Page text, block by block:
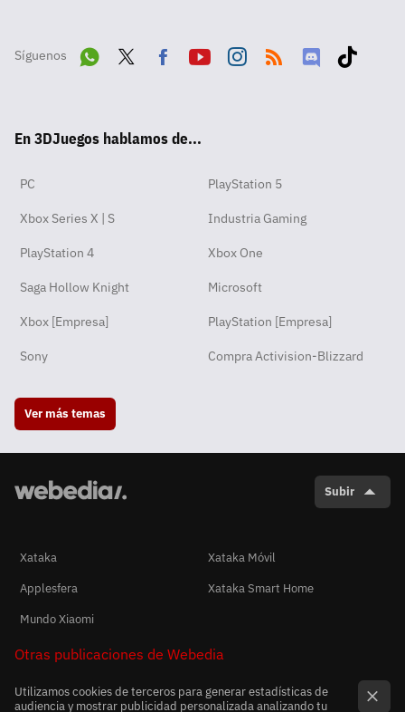
Síguenos
pp
ok
En 3DJuegos hablamos de...
PC PlayStation 5
Xbox Series X | S Industria Gaming
PlayStation 4 Xbox One
Saga Hollow Knight Microsoft
Xbox [Empresa] PlayStation [Empresa]
Sony Compra Activision-Blizzard
Ver más temas
Subir
Xataka
Xataka Móvil
Applesfera
Xataka Smart Home
Mundo Xiaomi
Otras publicaciones de Webedia
Utilizamos cookies de terceros para generar estadísticas de
audiencia y mostrar publicidad personalizada analizando tu